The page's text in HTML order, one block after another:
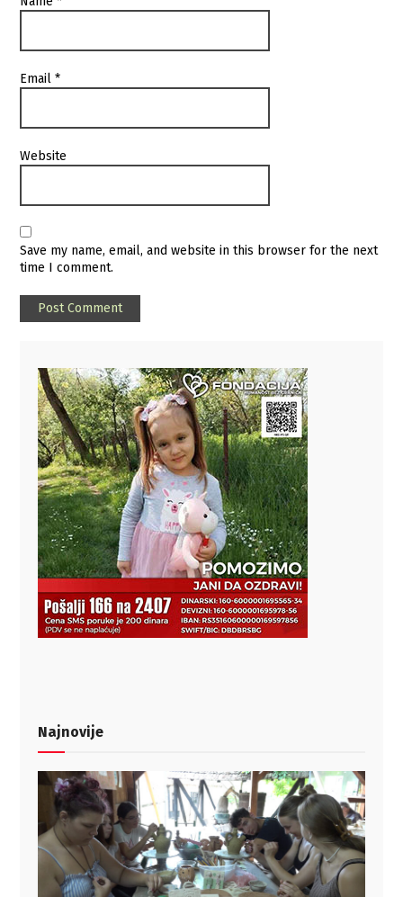
Email*
Website
Save my name, email, and website in this browser for the next
time I comment.
Najnovije